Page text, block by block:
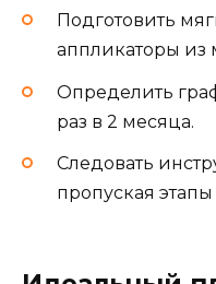
Подготовить
аппликаторы
Определить
раз в 2 месяца.
Следовать
пропуская